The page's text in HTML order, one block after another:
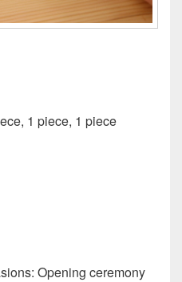
1 piece, 1 piece
Opening ceremony